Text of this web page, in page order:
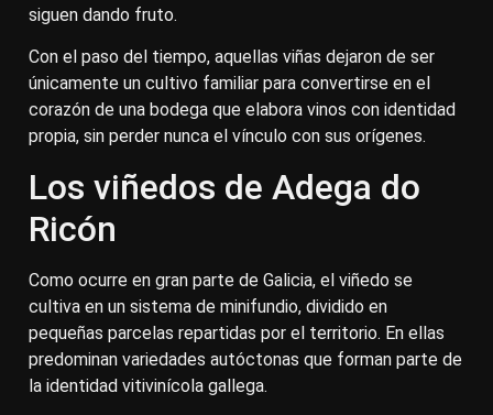
siguen dando fruto.
Con el paso del tiempo, aquellas viñas dejaron de ser
únicamente un cultivo familiar para convertirse en el
corazón de una bodega que elabora vinos con identidad
propia, sin perder nunca el vínculo con sus orígenes.
Los viñedos de Adega do
Ricón
Como ocurre en gran parte de Galicia, el viñedo se
cultiva en un sistema de minifundio, dividido en
pequeñas parcelas repartidas por el territorio. En ellas
predominan variedades autóctonas que forman parte de
la identidad vitivinícola gallega.